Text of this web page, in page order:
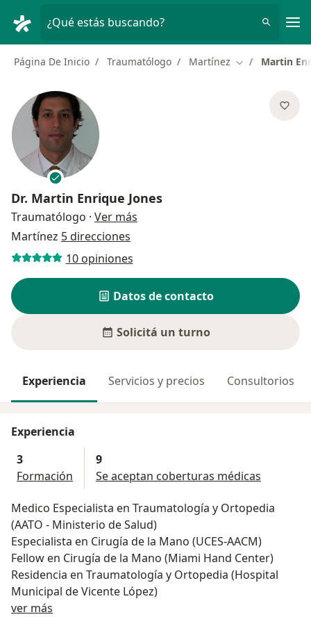
¿Qué estás buscando?
Página De Inicio Traumatólogo Martínez Cambiar de
Martin
Dr. Martin Enrique Jones
Traumatólogo · Ver más
Martínez 5 direcciones
10 opiniones
Datos de contacto
Solicitá un turno
Experiencia Servicios y precios Consultorios
Experiencia
3
Formación
9
Se aceptan coberturas médicas
Medico Especialista en Traumatología y Ortopedia
(AATO - Ministerio de Salud)
Especialista en Cirugía de la Mano (UCES-AACM)
Fellow en Cirugía de la Mano (Miami Hand Center)
Residencia en Traumatología y Ortopedia (Hospital
Municipal de Vicente López)
ver más